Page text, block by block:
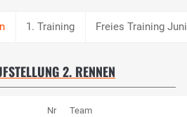
1. Training Freies Training
2. RENNEN
Nr Team